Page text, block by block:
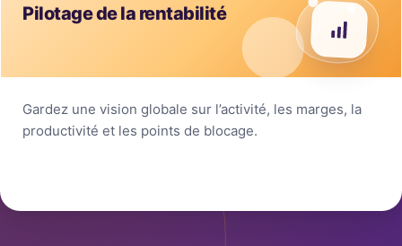
Pilotage de la rentabilité
Gardez une vision globale sur l’activité, les marges, la
productivité et les points de blocage.